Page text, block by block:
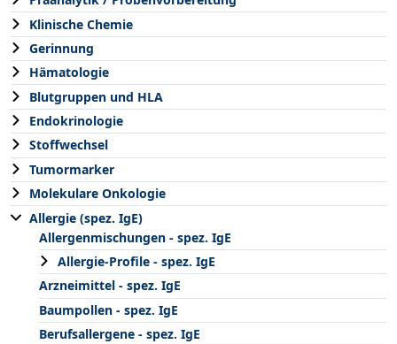
Klinische Chemie
Gerinnung
Hämatologie
Blutgruppen und HLA
Endokrinologie
Stoffwechsel
Tumormarker
Molekulare Onkologie
Allergie (spez. IgE)
Allergenmischungen - spez. IgE
Allergie-Profile - spez. IgE
Arzneimittel - spez. IgE
Baumpollen - spez. IgE
Berufsallergene - spez. IgE